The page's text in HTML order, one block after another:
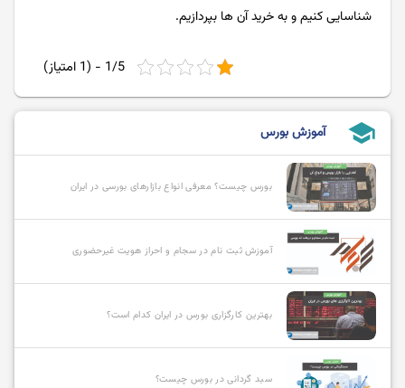
شناسایی کنیم و به خرید آن ها بپردازیم.
1/5 - (1 امتیاز)
school آموزش بورس
بورس چیست؟ معرفی انواع بازارهای بورسی در ایران
آموزش ثبت نام در سجام و احراز هویت غیرحضوری
بهترین کارگزاری بورس در ایران کدام است؟
سبد گردانی در بورس چیست؟